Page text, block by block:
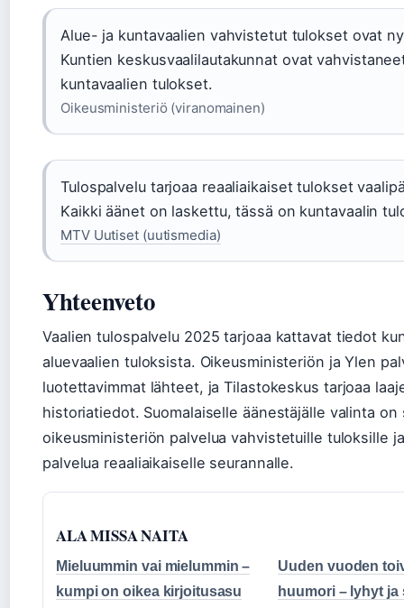
Alue- ja kuntavaalien vahvistetut tulokset ovat
Kuntien keskusvaalilautakunnat ovat
kuntavaalien tulokset.
Oikeusministeriö (viranomainen)
Tulospalvelu tarjoaa reaaliaikaiset tulokset
Kaikki äänet on laskettu, tässä on kuntavaalin
MTV Uutiset (uutismedia)
Yhteenveto
Vaalien tulospalvelu 2025 tarjoaa kattavat tiedot
aluevaalien tuloksista. Oikeusministeriön ja Ylen
luotettavimmat lähteet, ja Tilastokeskus tarjoaa
historiatiedot. Suomalaiselle äänestäjälle valinta on
oikeusministeriön palvelua vahvistetuille tuloksille
palvelua reaaliaikaiselle seurannalle.
ALA MISSA NAITA
Mieluummin vai mielummin –
kumpi on oikea kirjoitusasu
Uuden vuoden
huumori – lyhyt ja